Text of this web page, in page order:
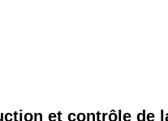
et contrôle de